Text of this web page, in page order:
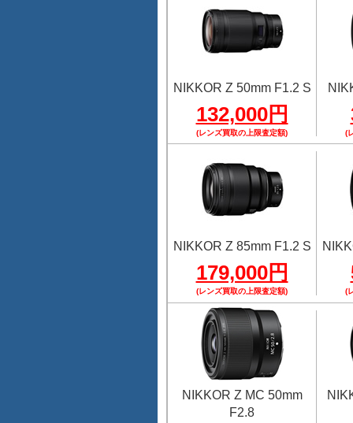
NIKKOR Z 50mm F1.2 S
132,000円
(レンズ買取の上限査定額) (
NIKKOR Z 85mm F1.2 S
179,000円
(レンズ買取の上限査定額) (
NIKKOR Z MC 50mm
F2.8